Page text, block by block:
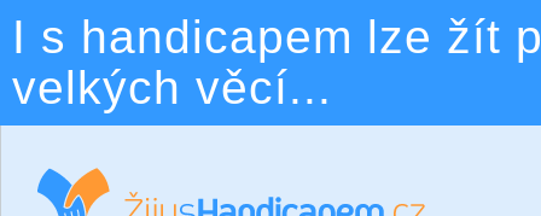
I s handicapem lze žít
velkých věcí...